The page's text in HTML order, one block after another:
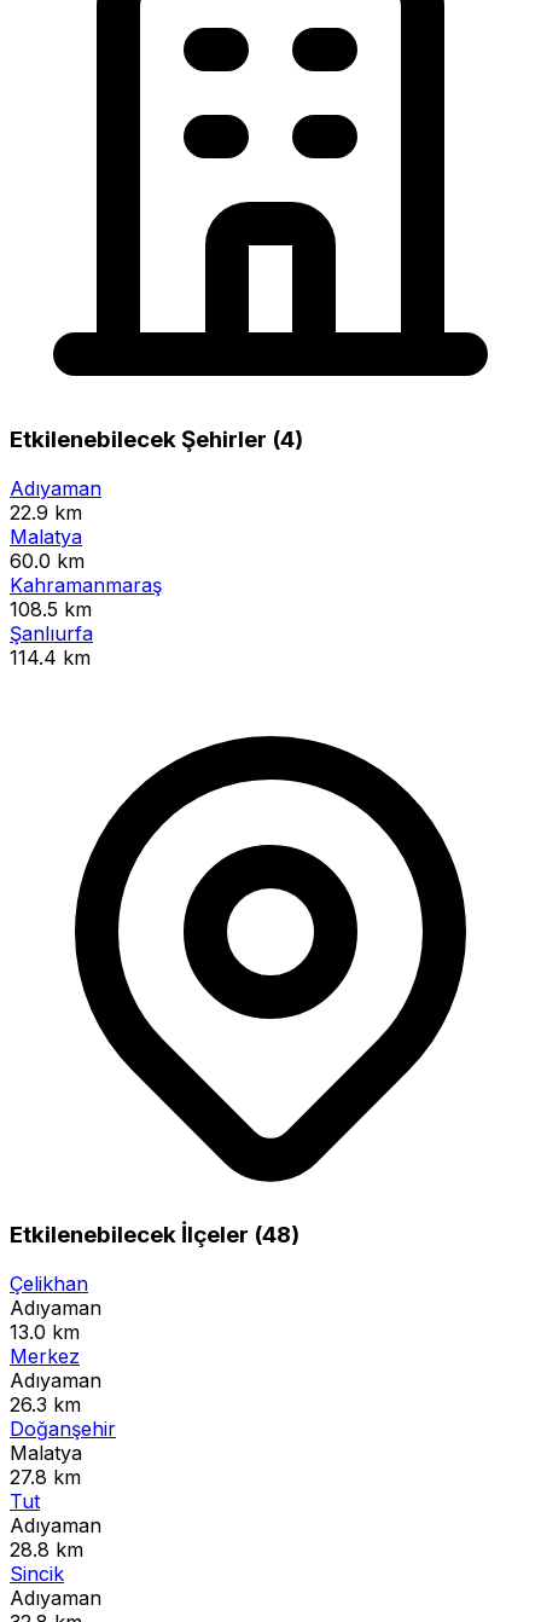
Etkilenebilecek Şehirler (4)
Adıyaman
22.9 km
Malatya
60.0 km
Kahramanmaraş
108.5 km
Şanlıurfa
114.4 km
Etkilenebilecek İlçeler (48)
Çelikhan
Adıyaman
13.0 km
Merkez
Adıyaman
26.3 km
Doğanşehir
Malatya
27.8 km
Tut
Adıyaman
28.8 km
Sincik
Adıyaman